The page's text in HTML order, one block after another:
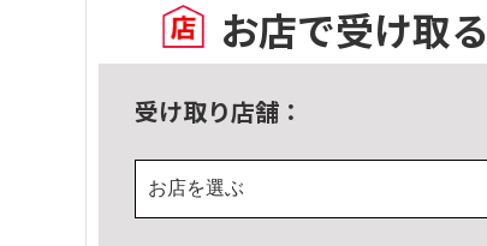
お店で受け取る
受け取り店舗：
お店を選ぶ